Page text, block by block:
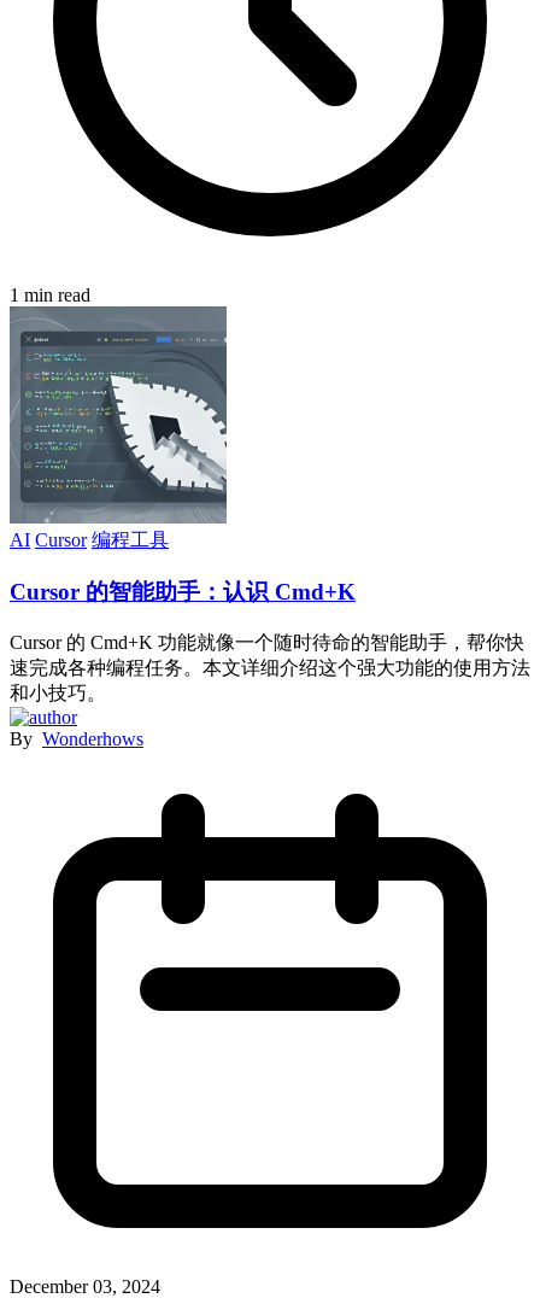
1 min read
AI Cursor 编程工具
Cursor 的智能助手：认识 Cmd+K
Cursor 的 Cmd+K 功能就像一个随时待命的智能助手，帮你快
速完成各种编程任务。本文详细介绍这个强大功能的使用方法
和小技巧。
By Wonderhows
December 03, 2024